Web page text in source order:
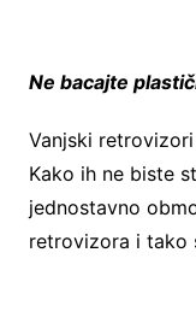
Ne bacajte
Vanjski
Kako ih ne biste
jednostavno
retrovizora i tako